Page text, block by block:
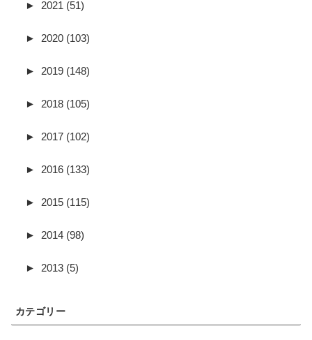
► 2021 (51)
► 2020 (103)
► 2019 (148)
► 2018 (105)
► 2017 (102)
► 2016 (133)
► 2015 (115)
► 2014 (98)
► 2013 (5)
カテゴリー